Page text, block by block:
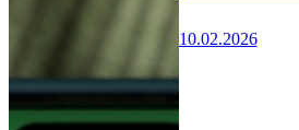
10.02.2026